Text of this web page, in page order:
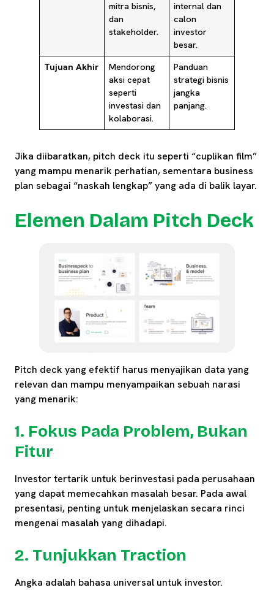
mitra bisnis,
dan
stakeholder.
internal dan
calon
investor
besar.
Tujuan Akhir
Mendorong
aksi cepat
seperti
investasi dan
kolaborasi.
Panduan
strategi bisnis
jangka
panjang.
Jika diibaratkan, pitch deck itu seperti “cuplikan film”
yang mampu menarik perhatian, sementara business
plan sebagai “naskah lengkap” yang ada di balik layar.
Elemen Dalam Pitch Deck
Pitch deck yang efektif harus menyajikan data yang
relevan dan mampu menyampaikan sebuah narasi
yang menarik:
1. Fokus Pada Problem, Bukan
Fitur
Investor tertarik untuk berinvestasi pada perusahaan
yang dapat memecahkan masalah besar. Pada awal
presentasi, penting untuk menjelaskan secara rinci
mengenai masalah yang dihadapi.
2. Tunjukkan Traction
Angka adalah bahasa universal untuk investor.